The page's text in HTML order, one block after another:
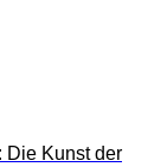
Die Kunst der